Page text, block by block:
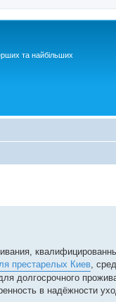
та найбільших
престарелых Киев,
долгосрочного
в надёжности